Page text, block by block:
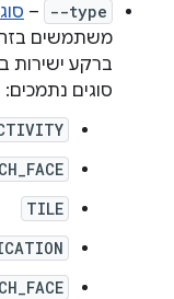
--type
–
משתמשים בזה
ברקע
סוגים נתמכים:
TILE